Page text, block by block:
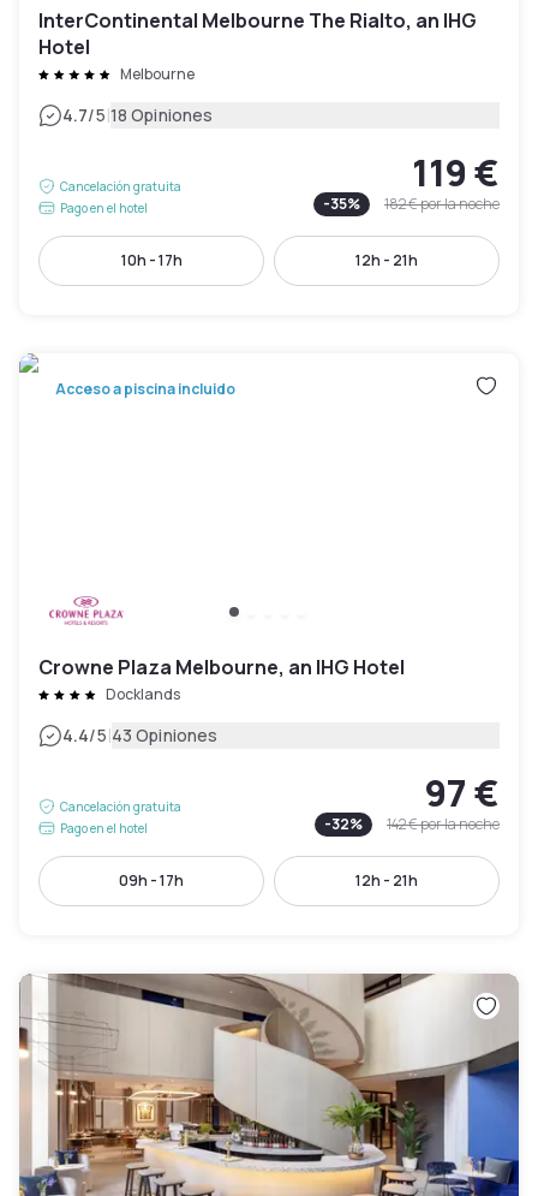
InterContinental Melbourne The Rialto, an IHG
Hotel
Melbourne
4.7/5|18 Opiniones
Cancelación gratuita
Pago en el hotel
119 €
-35% 182 €por la noche
10h - 17h 12h - 21h
Acceso a piscina incluido
Crowne Plaza Melbourne, an IHG Hotel
Docklands
4.4/5|43 Opiniones
Cancelación gratuita
Pago en el hotel
97 €
-32% 142 €por la noche
09h - 17h 12h - 21h